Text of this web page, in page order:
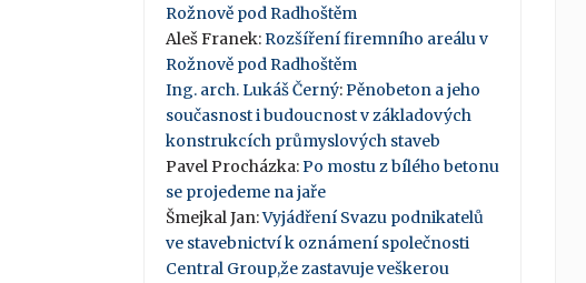
Rožnově pod Radhoštěm
Aleš Franek:Rozšíření firemního areálu v
Rožnově pod Radhoštěm
Ing. arch. Lukáš Černý:Pěnobeton a jeho
současnost i budoucnost v základových
konstrukcích průmyslových staveb
Pavel Procházka:Po mostu z bílého betonu
se projedeme na jaře
Šmejkal Jan:Vyjádření Svazu podnikatelů
ve stavebnictví k oznámení společnosti
Central Group,že zastavuje veškerou